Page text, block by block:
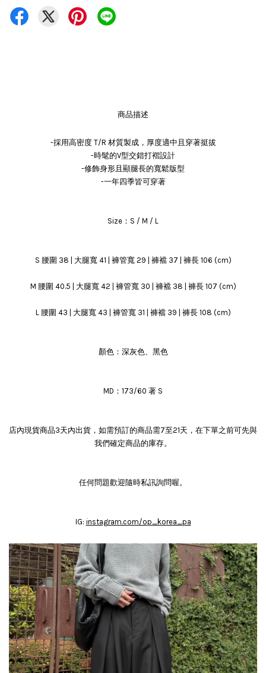
商品描述
-採用高密度 T/R 材質製成，厚度適中且穿著挺拔
-時髦的V型交錯打褶設計
-修飾身形且顯腿長的寬鬆版型
-一年四季皆可穿著
Size：S / M / L
S 腰圍 38 | 大腿寬 41 | 褲管寬 29 | 褲襠 37 | 褲長 106 (cm)
M 腰圍 40.5 | 大腿寬 42 | 褲管寬 30 | 褲襠 38 | 褲長 107 (cm)
L 腰圍 43 | 大腿寬 43 | 褲管寬 31 | 褲襠 39 | 褲長 108 (cm)
顏色：深灰色、黑色
MD：173/60 著 S
店內現貨商品3天內出貨，如需預訂的商品需7至21天，在下單之前可先與
我們確定商品的庫存。
任何問題歡迎隨時私訊詢問喔。
IG: instagram.com/op_korea_pa